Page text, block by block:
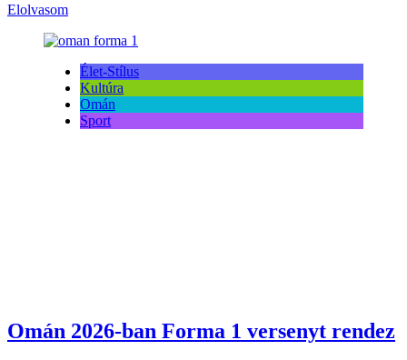
Elolvasom
Élet-Stílus
Kultúra
Omán
Sport
Omán 2026-ban Forma 1 versenyt rendez